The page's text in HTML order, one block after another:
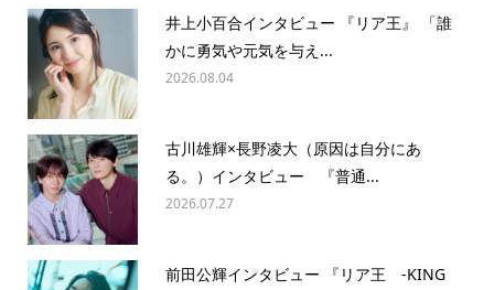
井上小百合インタビュー 『リア王』 「誰
かに勇気や元気を与え...
2026.08.04
古川雄輝×長野凌大（原因は自分にあ
る。）インタビュー 『普通...
2026.07.27
前田公輝インタビュー 『リア王 -KING